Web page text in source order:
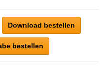
Download bestellen
bestellen